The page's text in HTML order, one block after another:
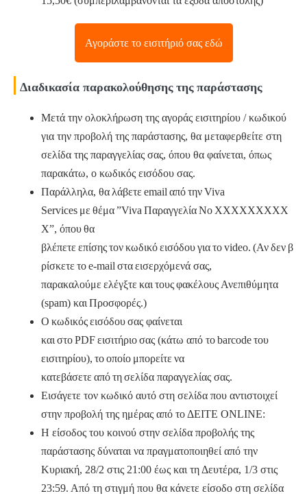
Αγοράστε το εισιτήριό σας εδώ
Διαδικασία παρακολούθησης της παράστασης
Μετά την ολοκλήρωση της αγοράς εισιτηρίου / κωδικού
για την προβολή της παράστασης, θα μεταφερθείτε στη
σελίδα της παραγγελίας σας, όπου θα φαίνεται, όπως
παρακάτω, ο κωδικός εισόδου σας.
Παράλληλα, θα λάβετε email από την Viva
Services με θέμα ”Viva Παραγγελία Νο ΧΧΧΧΧΧΧΧΧ
Χ”, όπου θα
βλέπετε επίσης τον κωδικό εισόδου για το video. (Αν δεν β
ρίσκετε το e-mail στα εισερχόμενά σας,
παρακαλούμε ελέγξτε και τους φακέλους Ανεπιθύμητα
(spam) και Προσφορές.)
Ο κωδικός εισόδου σας φαίνεται
και στο PDF εισιτήριο σας (κάτω από το barcode του
εισιτηρίου), το οποίο μπορείτε να
κατεβάσετε από τη σελίδα παραγγελίας σας.
Εισάγετε τον κωδικό αυτό στη σελίδα που αντιστοιχεί
στην προβολή της ημέρας από το ΔΕΙΤΕ ONLINE:
Η είσοδος του κοινού στην σελίδα προβολής της
παράστασης δύναται να πραγματοποιηθεί από την
Κυριακή, 28/2 στις 21:00 έως και τη Δευτέρα, 1/3 στις
23:59. Από τη στιγμή που θα κάνετε είσοδο στη σελίδα